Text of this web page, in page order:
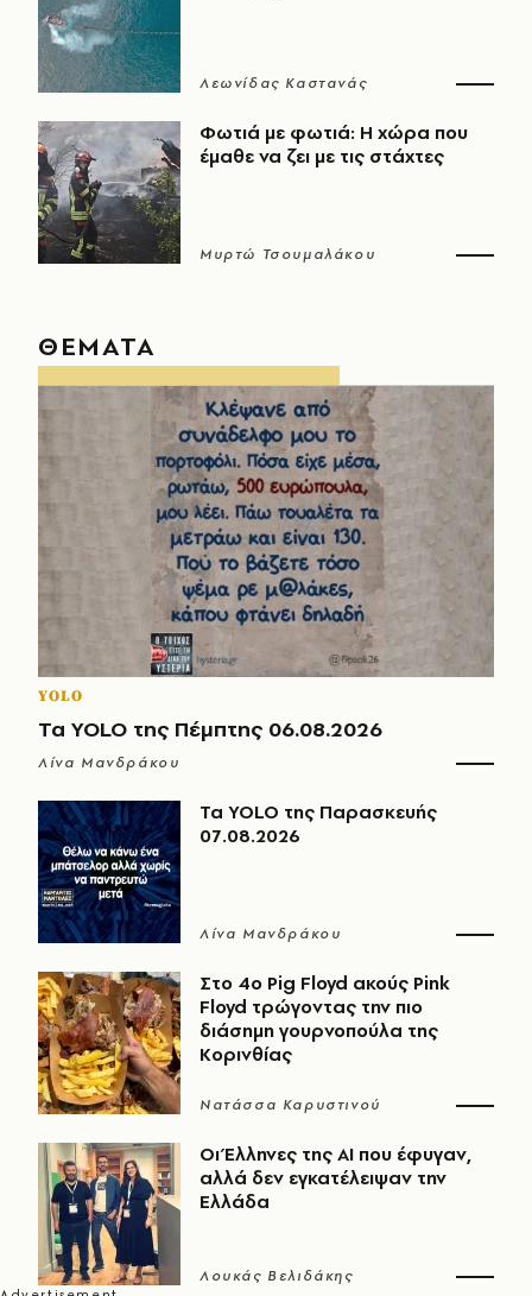
Λεωνίδας Καστανάς
Φωτιά με φωτιά: Η χώρα που
έμαθε να ζει με τις στάχτες
Μυρτώ Τσουμαλάκου
ΘΕΜΑΤΑ
YOLO
Τα YOLO της Πέμπτης 06.08.2026
Λίνα Μανδράκου
Τα YOLO της Παρασκευής
07.08.2026
Λίνα Μανδράκου
Στο 4ο Pig Floyd ακούς Pink
Floyd τρώγοντας την πιο
διάσημη γουρνοπούλα της
Κορινθίας
Νατάσσα Καρυστινού
Οι Έλληνες της ΑΙ που έφυγαν,
αλλά δεν εγκατέλειψαν την
Ελλάδα
Λουκάς Βελιδάκης